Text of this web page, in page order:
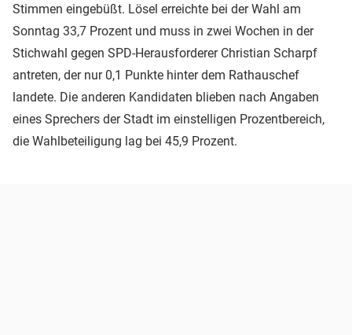
Stimmen eingebüßt. Lösel erreichte bei der Wahl am
Sonntag 33,7 Prozent und muss in zwei Wochen in der
Stichwahl gegen SPD-Herausforderer Christian Scharpf
antreten, der nur 0,1 Punkte hinter dem Rathauschef
landete. Die anderen Kandidaten blieben nach Angaben
eines Sprechers der Stadt im einstelligen Prozentbereich,
die Wahlbeteiligung lag bei 45,9 Prozent.